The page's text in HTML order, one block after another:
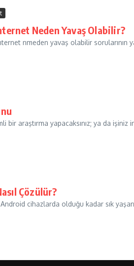
Neden Yavaş Olabilir?
nmeden yavaş olabilir sorularının
bir araştırma yapacaksınız; ya da
Çözülür?
cihazlarda olduğu kadar sık